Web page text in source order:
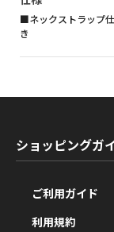
■ネックストラップ
き
ショッピングガ
ご利用ガイド
利用規約